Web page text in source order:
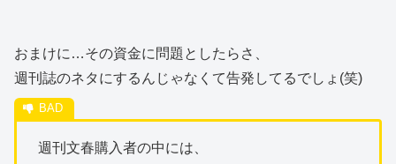
おまけに…その資金に問題としたらさ、
週刊誌のネタにするんじゃなくて告発してるでしょ(笑)
週刊文春購入者の中には、